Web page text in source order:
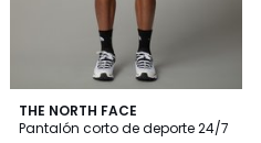
THE NORTH FACE
Pantalón corto de deporte 24/7